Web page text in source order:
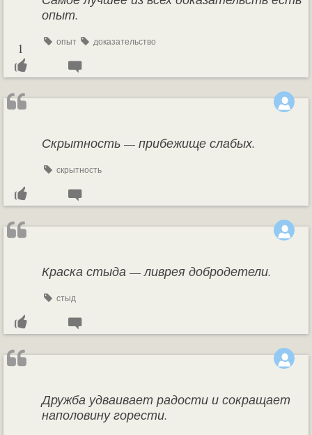
опыт.
опыт доказательство
1
Скрытность — прибежище слабых.
скрытность
Краска стыда — ливрея добродетели.
стыд
Дружба удваивает радости и сокращает
наполовину горести.